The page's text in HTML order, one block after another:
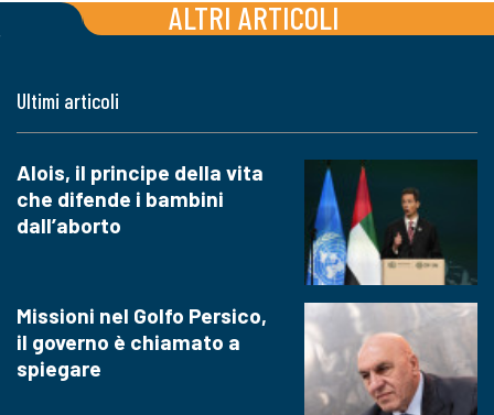
ALTRI ARTICOLI
Ultimi articoli
Alois, il principe della vita
che difende i bambini
dall’aborto
Missioni nel Golfo Persico,
il governo è chiamato a
spiegare